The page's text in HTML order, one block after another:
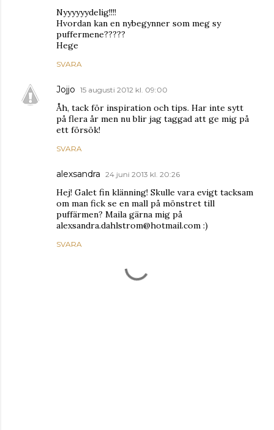
Nyyyyyydelig!!!!
Hvordan kan en nybegynner som meg sy
puffermene?????
Hege
SVARA
Jojjo 15 augusti 2012 kl. 09:00
Åh, tack för inspiration och tips. Har inte sytt
på flera år men nu blir jag taggad att ge mig på
ett försök!
SVARA
alexsandra 24 juni 2013 kl. 20:26
Hej! Galet fin klänning! Skulle vara evigt tacksam
om man fick se en mall på mönstret till
puffärmen? Maila gärna mig på
alexsandra.dahlstrom@hotmail.com :)
SVARA